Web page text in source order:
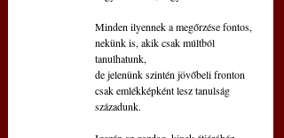
Minden ilyennek a megőrzése fontos,
nekünk is, akik csak múltból
tanulhatunk,
de jelenünk szintén jövőbeli fronton
csak emlékképként lesz tanulság
századunk.